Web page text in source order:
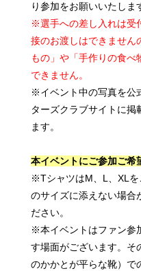
り参加をお願いいたしま
※選手への差し入れは受
接のお渡しはできません
もの」や「手作りの食べ
できません。
※イベント中の写真を公
ターズクラブサイトに
ます。
本イベントにご参加ご希
※TシャツはM、L、XLを
のサイズに添えない場合
ださい。
※本イベントはファン参
す場面がございます。そ
のかかとが平らな靴）で